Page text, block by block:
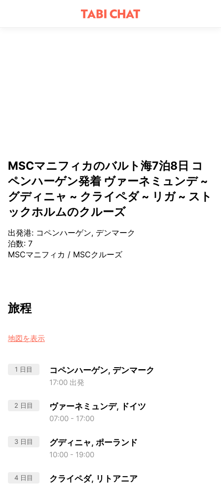
MSCマニフィカのバルト海7泊8日 コ
ペンハーゲン発着 ヴァーネミュンデ ~
グディニャ ~ クライペダ ~ リガ ~ スト
ックホルムのクルーズ
出発港: コペンハーゲン, デンマーク
泊数: 7
MSCマニフィカ / MSCクルーズ
旅程
地図を表示
1 日目 コペンハーゲン, デンマーク
17:00 出発
2 日目 ヴァーネミュンデ, ドイツ
07:00 - 17:00
3 日目 グディニャ, ポーランド
10:00 - 19:00
4 日目 クライペダ, リトアニア